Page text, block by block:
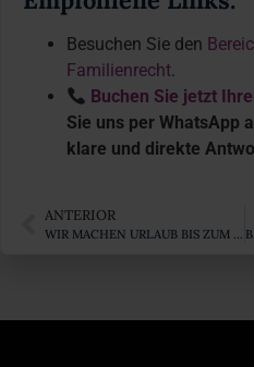
Besuchen Sie den
Familienrecht.
Buchen Sie jetzt
Sie uns per WhatsApp
klare und direkte
ANTERIOR
WIR MACHEN URLAUB BIS ZUM 1. SEPTEMBER!